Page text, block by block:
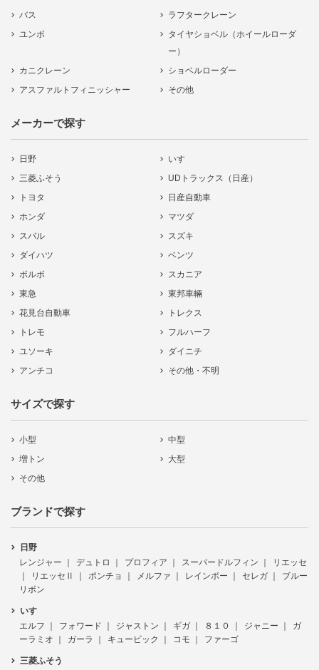
バス
ラフタークレーン
ユンボ
タイヤショベル（ホイールローダ
ー）
カニクレーン
ショベルローダー
アスファルトフィニッシャー
その他
メーカーで探す
日野
いすゞ
三菱ふそう
UDトラックス（日産）
トヨタ
日産自動車
ホンダ
マツダ
スバル
スズキ
ダイハツ
ベンツ
ボルボ
スカニア
東急
東邦車輛
花見台自動車
トレクス
トレモ
フルハーフ
ユソーキ
ダイニチ
アンチコ
その他・不明
サイズで探す
小型
中型
増トン
大型
その他
ブランドで探す
日野
レンジャー
デュトロ プロフィア スーパードルフィン
リエッセ
リエッセⅡ
ポンチョ メルファ レインボー セレガ
ブルー
リボン
いすゞ
エルフ
フォワード ジャストン ギガ ８１０ ジャニー
ガ
ーラミオ
ガーラ キュービック コモ ファーゴ
三菱ふそう